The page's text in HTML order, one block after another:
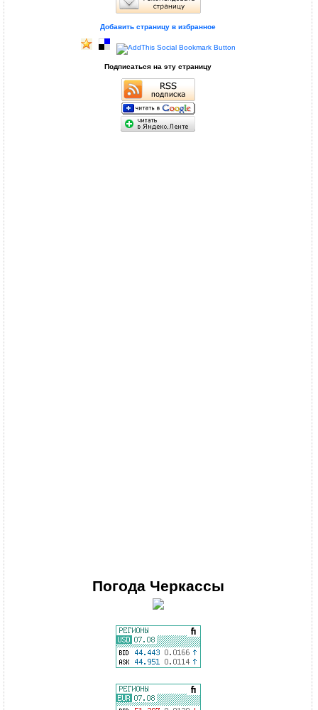
Добавить страницу в избранное
Подписаться на эту страницу
Погода Черкассы